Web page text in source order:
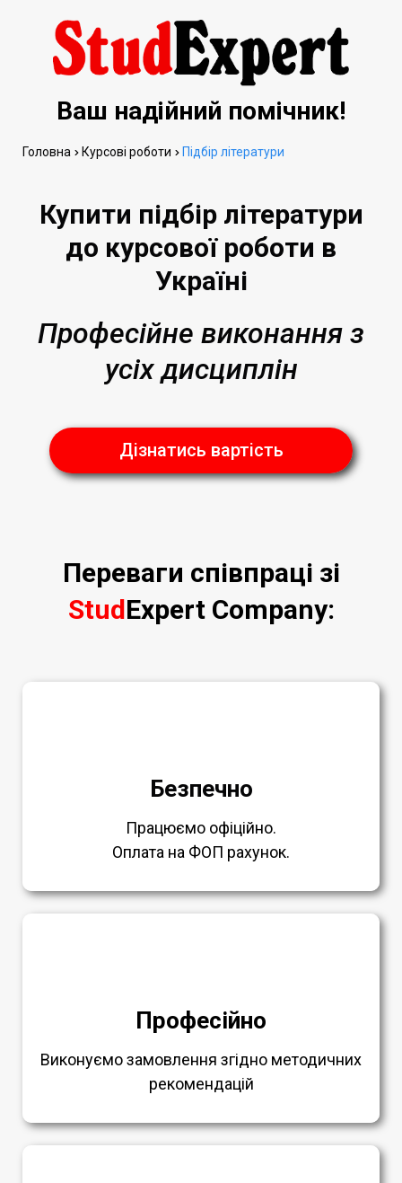
Ваш надійний помічник!
Купити підбір літератури
до курсової роботи в
Україні
Професійне виконання з
усіх дисциплін
Дізнатись вартість
Головна Курсові роботи Підбір літератури
Переваги співпраці зі
StudExpert Company:
Безпечно
Працюємо офіційно.
Оплата на ФОП рахунок.
Професійно
Виконуємо замовлення згідно методичних
рекомендацій